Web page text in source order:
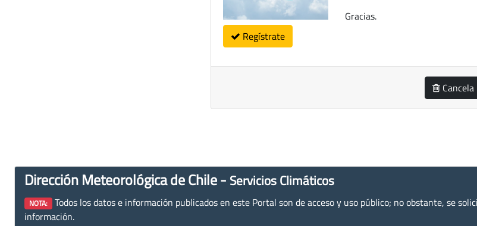
Regístrate
Gracias.
Cancela
Dirección Meteorológica de Chile - Servicios Climáticos
NOTA: Todos los datos e información publicados en este Portal son de acceso y uso público; no obstante, se
información.